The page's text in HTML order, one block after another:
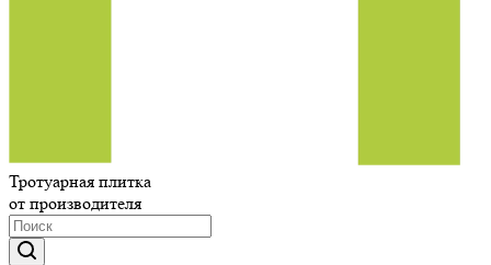
Тротуарная плитка
от производителя